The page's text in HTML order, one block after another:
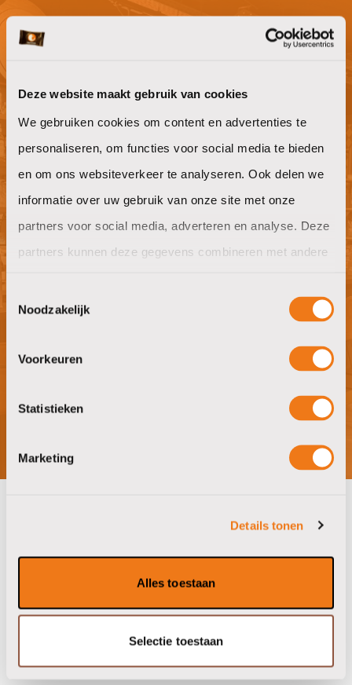
Deze website maakt gebruik van cookies
We gebruiken cookies om content en advertenties te
personaliseren, om functies voor social media te bieden
en om ons websiteverkeer te analyseren. Ook delen we
informatie over uw gebruik van onze site met onze
partners voor social media, adverteren en analyse. Deze
partners kunnen deze gegevens combineren met andere
verzameld op basis van uw gebruik van hun services.
Noodzakelijk
Voorkeuren
Statistieken
Marketing
Details tonen
Alles toestaan
Selectie toestaan
Niet gevonden waar je naar op zoek
offerte aanvragen
Nieuwsgierig naar wat wij in huis
onze partners